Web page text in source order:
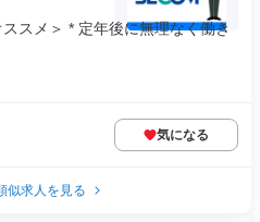
スメ＞ * 定年後に無理なく働き
気になる
似求人を見る